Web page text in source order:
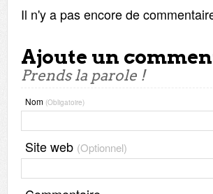
Il n'y a pas encore de
Ajoute un
Prends la parole !
Nom (Obligatoire)
Site web (Optionnel)